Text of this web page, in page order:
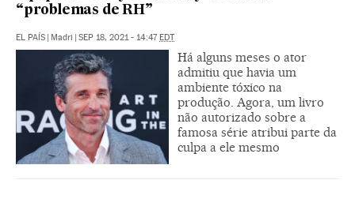
“problemas de RH”
EL PAÍS | Madri | SEP 18, 2021 - 14:47EDT
Há alguns meses o ator
admitiu que havia um
ambiente tóxico na
produção. Agora, um livro
não autorizado sobre a
famosa série atribui parte da
culpa a ele mesmo